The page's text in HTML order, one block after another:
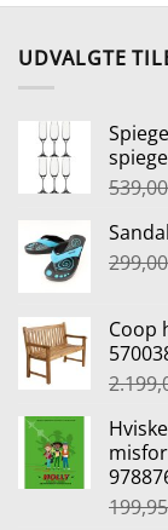
UDVALGTE
Coop